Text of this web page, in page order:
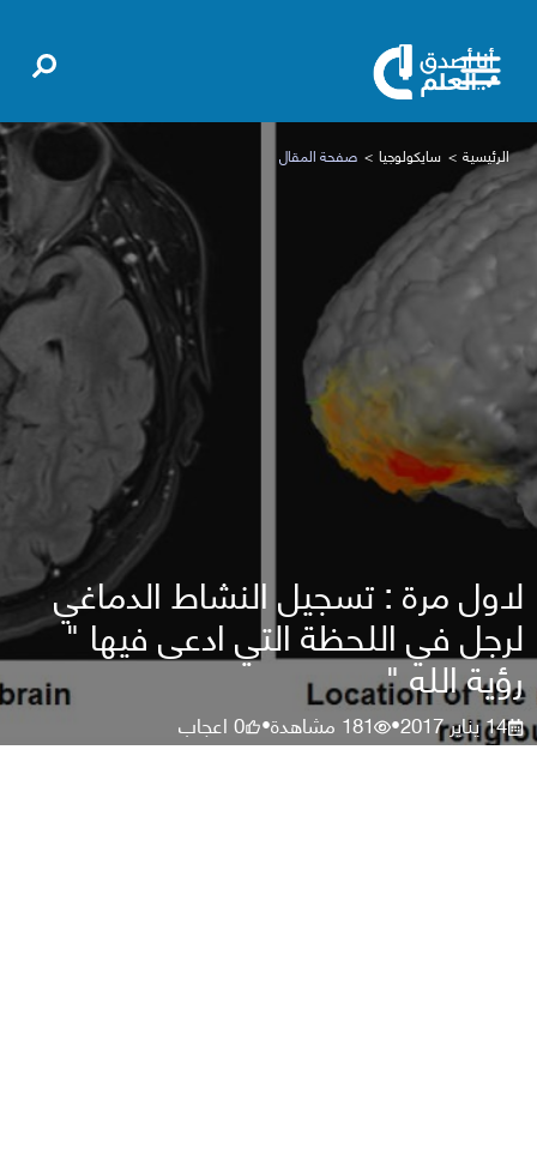
الرئيسية سايكولوجيا صفحة المقال
لاول مرة : تسجيل النشاط الدماغي
لرجل في اللحظة التي ادعى فيها "
رؤية الله "
14 يناير 2017 •
181 مشاهدة•
0اعجاب